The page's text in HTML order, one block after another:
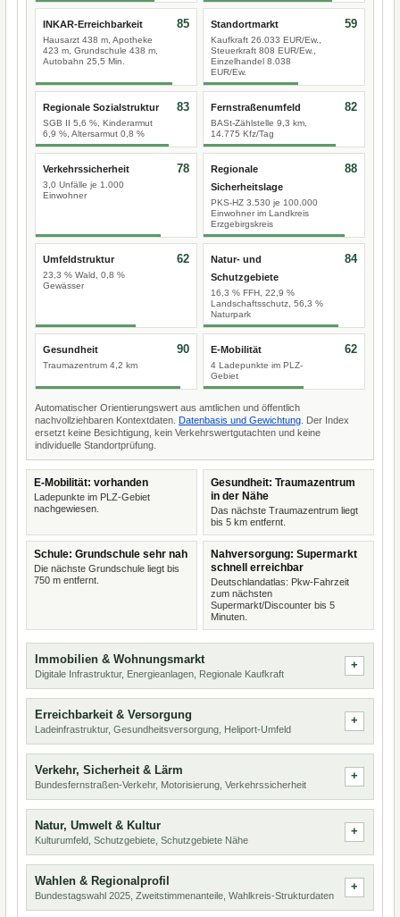
INKAR-Erreichbarkeit
Hausarzt 438 m, Apotheke
423 m, Grundschule 438 m,
Autobahn 25,5 Min.
85 Standortmarkt
Kaufkraft 26.033 EUR/Ew.,
Steuerkraft 808 EUR/Ew.,
Einzelhandel 8.038
EUR/Ew.
59
Regionale Sozialstruktur
SGB II 5,6 %, Kinderarmut
6,9 %, Altersarmut 0,8 %
83 Fernstraßenumfeld
BASt-Zählstelle 9,3 km,
14.775 Kfz/Tag
82
Verkehrssicherheit
3,0 Unfälle je 1.000
Einwohner
78
Regionale
Sicherheitslage
PKS-HZ 3.530 je 100.000
Einwohner im Landkreis
Erzgebirgskreis
88
Umfeldstruktur
23,3 % Wald, 0,8 %
Gewässer
62
Natur- und
Schutzgebiete
16,3 % FFH, 22,9 %
Landschaftsschutz, 56,3 %
Naturpark
84
Gesundheit
Traumazentrum 4,2 km
90 E-Mobilität
4 Ladepunkte im PLZ-
Gebiet
62
Automatischer Orientierungswert aus amtlichen und öffentlich
nachvollziehbaren Kontextdaten. Datenbasis und Gewichtung . Der Index
ersetzt keine Besichtigung, kein Verkehrswertgutachten und keine
individuelle Standortprüfung.
E-Mobilität: vorhanden
Ladepunkte im PLZ-Gebiet
nachgewiesen.
Gesundheit: Traumazentrum
in der Nähe
Das nächste Traumazentrum liegt
bis 5 km entfernt.
Schule: Grundschule sehr nah
Die nächste Grundschule liegt bis
750 m entfernt.
Nahversorgung: Supermarkt
schnell erreichbar
Deutschlandatlas: Pkw-Fahrzeit
zum nächsten
Supermarkt/Discounter bis 5
Minuten.
Immobilien & Wohnungsmarkt
Digitale Infrastruktur, Energieanlagen, Regionale Kaufkraft
Erreichbarkeit & Versorgung
Ladeinfrastruktur, Gesundheitsversorgung, Heliport-Umfeld
Verkehr, Sicherheit & Lärm
Bundesfernstraßen-Verkehr, Motorisierung, Verkehrssicherheit
Natur, Umwelt & Kultur
Kulturumfeld, Schutzgebiete, Schutzgebiete Nähe
Wahlen & Regionalprofil
Bundestagswahl 2025, Zweitstimmenanteile, Wahlkreis-Strukturdaten